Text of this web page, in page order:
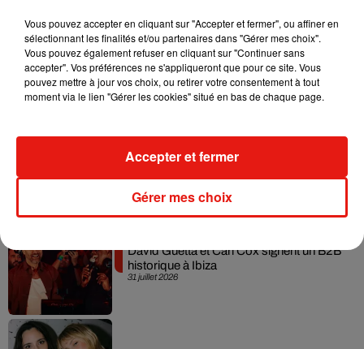
Fred again.. et Latin Mafia dévoilent enfin
leur mixtape créée en...
dévoilent « Happiness Is So Sad »
31 juillet 2026
David Guetta et Carl Cox signent un B2B
historique à Ibiza
Vous pouvez accepter en cliquant sur "Accepter et fermer", ou affiner en
sélectionnant les finalités et/ou partenaires dans "Gérer mes choix".
Vous pouvez également refuser en cliquant sur "Continuer sans
accepter". Vos préférences ne s'appliqueront que pour ce site. Vous
pouvez mettre à jour vos choix, ou retirer votre consentement à tout
moment via le lien "Gérer les cookies" situé en bas de chaque page.
Gérer mes choix
Accepter et fermer